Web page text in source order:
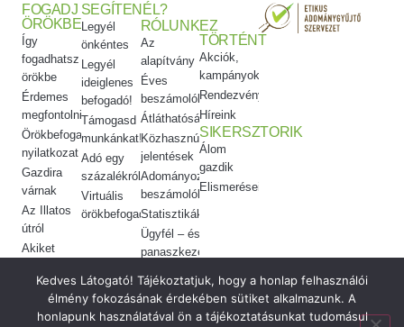
FOGADJ
ÖRÖKBE
Így
fogadhatsz
örökbe
Érdemes
megfontolni
Örökbefogadói
nyilatkozat
Gazdira
várnak
Az Illatos
útról
Akiket
adtunk
Meggyógyítottuk
SEGÍTENÉL?
Legyél
önkéntes
Legyél
ideiglenes
befogadó!
Támogasd
munkánkat!
Adó egy
százalékról
Virtuális
örökbefogadás
RÓLUNK
Az
alapítvány
Éves
beszámolók
Átláthatóság
Közhasznúsági
jelentések
Adományozási
beszámolók
Statisztikák
Ügyfél – és
panaszkezelés
kódex
EZ
TÖRTÉNT
Akciók,
kampányok
Rendezvényeink
Híreink
SIKERSZTORIK
Álom
gazdik
Elismeréseink
Kedves Látogató! Tájékoztatjuk, hogy a honlap felhasználói
élmény fokozásának érdekében sütiket alkalmazunk. A
honlapunk használatával ön a tájékoztatásunkat tudomásul